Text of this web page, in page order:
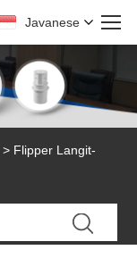
Javanese
> Flipper Langit-